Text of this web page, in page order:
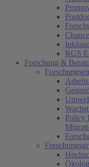
RGS
Forschung &
Policy